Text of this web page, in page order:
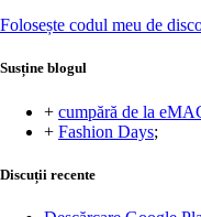
Folosește codul meu de
Susține blogul
+ cumpără de la
+ Fashion Days;
Discuții recente